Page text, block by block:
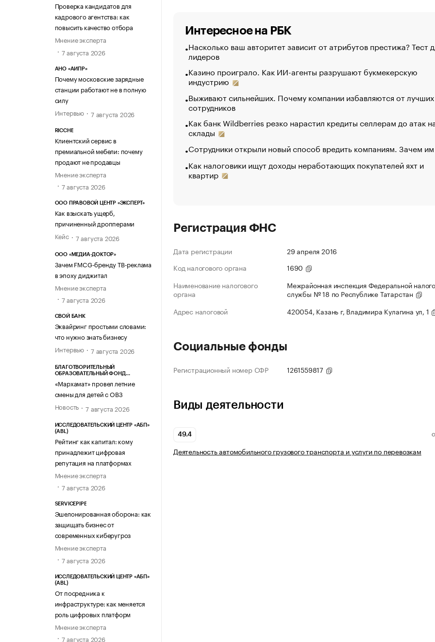
Проверка кандидатов для
кадрового агентства: как
повысить качество отбора
Мнение эксперта
7 августа 2026
АНО «АИПР»
Почему московские зарядные
станции работают не в полную
силу
Интервью
7 августа 2026
RICCHE
Клиентский сервис в
премиальной мебели: почему
продают не продавцы
Мнение эксперта
7 августа 2026
ООО ПРАВОВОЙ ЦЕНТР «ЭКСПЕРТ»
Как взыскать ущерб,
причиненный дропперами
Кейс
7 августа 2026
ООО «МЕДИА-ДОКТОР»
Зачем FMCG-бренду ТВ-реклама
в эпоху диджитал
Мнение эксперта
7 августа 2026
СВОЙ БАНК
Эквайринг простыми словами:
что нужно знать бизнесу
Интервью
7 августа 2026
БЛАГОТВОРИТЕЛЬНЫЙ
ОБРАЗОВАТЕЛЬНЫЙ ФОНД
«Мархамат» провел летние
смены для детей с ОВЗ
Новость
7 августа 2026
ИССЛЕДОВАТЕЛЬСКИЙ ЦЕНТР «АБП»
(ABL)
Рейтинг как капитал: кому
принадлежит цифровая
репутация на платформах
Мнение эксперта
7 августа 2026
SERVICEPIPE
Эшелонированная оборона: как
защищать бизнес от
современных киберугроз
Мнение эксперта
7 августа 2026
ИССЛЕДОВАТЕЛЬСКИЙ ЦЕНТР «АБП»
(ABL)
От посредника к
инфраструктуре: как меняется
роль цифровых платформ
Мнение эксперта
7 августа 2026
Интересное на РБК
Насколько ваш авторитет зависит от атрибутов престижа? Тест
лидеров
Казино проиграло. Как ИИ-агенты разрушают букмекерскую
индустрию
Выживают сильнейших. Почему компании избавляются от лучших
сотрудников
Как банк Wildberries резко нарастил кредиты селлерам до атак
склады
Сотрудники открыли новый способ вредить компаниям. Зачем
Как налоговики ищут доходы неработающих покупателей яхт и
квартир
Регистрация ФНС
Дата регистрации
29 апреля 2016
Код налогового органа
1690
Наименование налогового
органа
Межрайонная инспекция Федеральной
службы № 18 по Республике Татарстан
Адрес налоговой
420054, Казань г, Владимира Кулагина ул, 1
Социальные фонды
Регистрационный номер СФР 1261559817
Виды деятельности
49.4
Деятельность автомобильного грузового транспорта и услуги по перевозкам